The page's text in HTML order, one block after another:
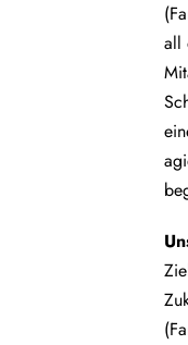
all